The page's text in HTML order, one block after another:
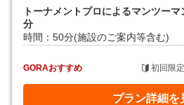
トーナメントプロによるマンツー
分
時間：50分(施設のご案内等含む)
GORAおすすめ 初回限定
プラン詳細を